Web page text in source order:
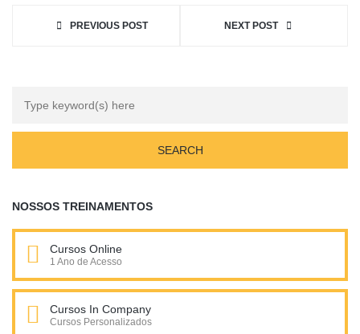
PREVIOUS POST NEXT POST
NOSSOS TREINAMENTOS
Cursos Online
1 Ano de Acesso
Cursos In Company
Cursos Personalizados